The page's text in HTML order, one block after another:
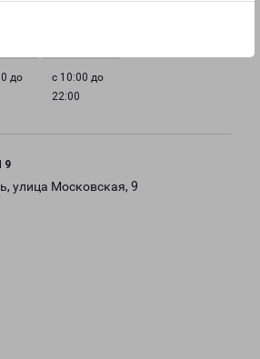
до
с 10:00 до
22:00
9
улица Московская, 9